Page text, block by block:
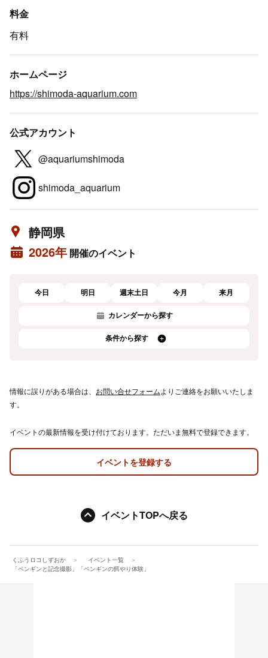
料金
有料
ホームページ
https://shimoda-aquarium.com
公式アカウント
@aquariumshimoda
shimoda_aquarium
静岡県
2026年 開催のイベント
今日 明日 週末土日 今月 来月
カレンダーから探す
条件から探す
情報に誤りがある場合は、 お問い合せフォームよりご連絡をお願いいたしま
す。
イベントの最新情報を受け付けております。ただいま無料で登録できます。
イベントを登録する
イベントTOPへ戻る
くふうロコしずおか
イベント一覧
「ペンギンと記念撮影」「ペンギンの餌やり体験」